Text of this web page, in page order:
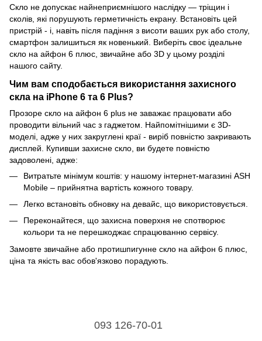
Скло не допускає найнеприємнішого наслідку — тріщин і
сколів, які порушують герметичність екрану. Встановіть цей
пристрій - і, навіть після падіння з висоти ваших рук або столу,
смартфон залишиться як новенький. Виберіть своє ідеальне
скло на айфон 6 плюс, звичайне або 3D у цьому розділі
нашого сайту.
Чим вам сподобається використання захисного
скла на iPhone 6 та 6 Plus?
Прозоре скло на айфон 6 plus не заважає працювати або
проводити вільний час з гаджетом. Найпомітнішими є 3D-
моделі, адже у них закруглені краї - виріб повністю закривають
дисплей. Купивши захисне скло, ви будете повністю
задоволені, адже:
Витратьте мінімум коштів: у нашому інтернет-магазині ASH
Mobile – прийнятна вартість кожного товару.
Легко встановіть обновку на девайс, що використовується.
Переконайтеся, що захисна поверхня не спотворює
кольори та не перешкоджає спрацюванню сервісу.
Замовте звичайне або протишпигунне скло на айфон 6 плюс,
ціна та якість вас обов'язково порадують.
093 126-70-01